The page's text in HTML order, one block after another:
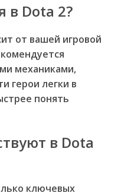
в Dota 2?
от вашей игровой
механиками,
герои легки в
понять
в Dota
ключевых